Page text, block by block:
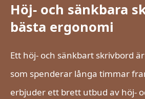
Höj- och sänkbara
bästa ergonomi
Ett höj- och sänkbart skrivbord
som spenderar långa timmar
erbjuder ett brett utbud av höj-